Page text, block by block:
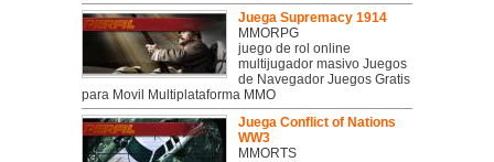
Juega Supremacy 1914
MMORPG
juego de rol online
multijugador masivo Juegos
de Navegador Juegos Gratis
para Movil Multiplataforma MMO
Juega Conflict of Nations
WW3
MMORTS